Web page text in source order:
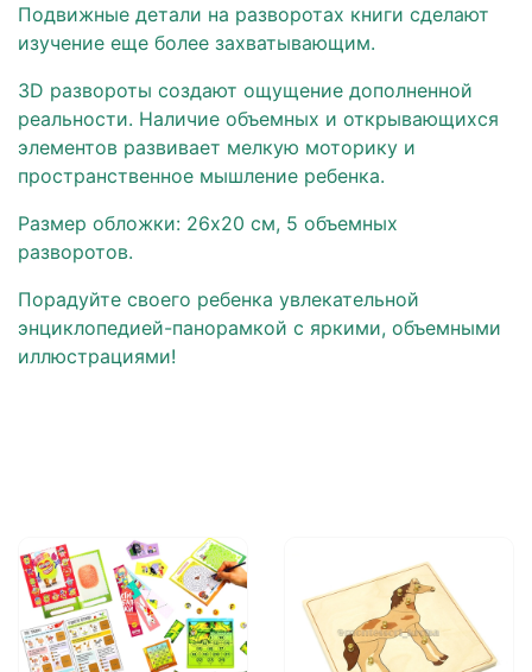
Подвижные детали на разворотах книги сделают
изучение еще более захватывающим.
3D развороты создают ощущение дополненной
реальности. Наличие объемных и открывающихся
элементов развивает мелкую моторику и
пространственное мышление ребенка.
Размер обложки: 26х20 см, 5 объемных
разворотов.
Порадуйте своего ребенка увлекательной
энциклопедией-панорамкой с яркими, объемными
иллюстрациями!